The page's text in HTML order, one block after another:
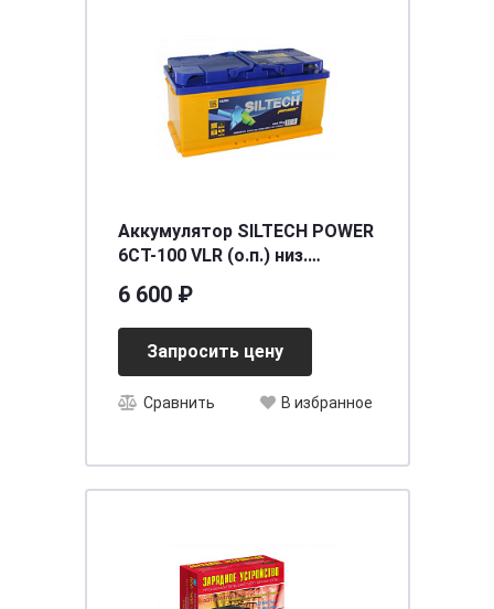
Аккумулятор SILTECH POWER
6СТ-100 VLR (о.п.) низ.
6 600 ₽
Запросить цену
Сравнить В избранное